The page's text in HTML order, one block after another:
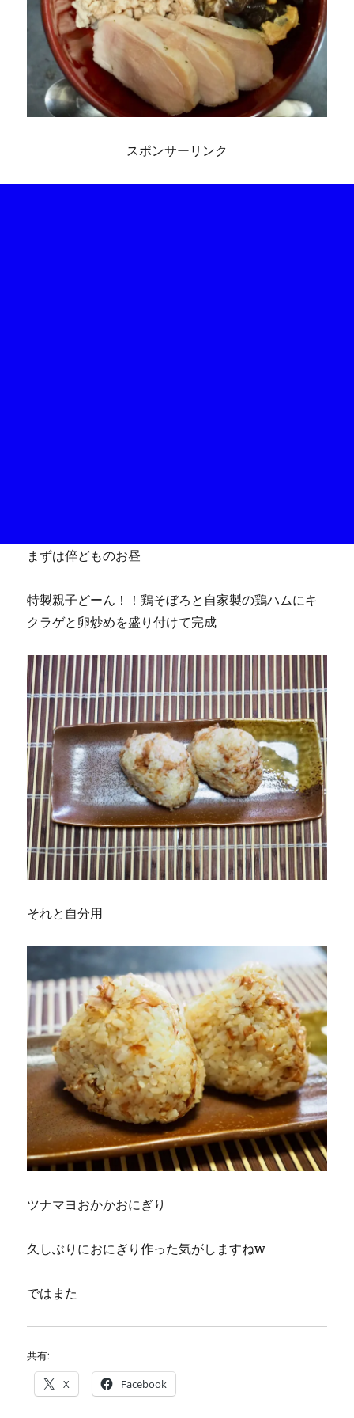
スポンサーリンク
まずは倅どものお昼
特製親子どーん！！鶏そぼろと自家製の鶏ハムにキ
クラゲと卵炒めを盛り付けて完成
それと自分用
ツナマヨおかかおにぎり
久しぶりにおにぎり作った気がしますねw
ではまた
共有:
X Facebook